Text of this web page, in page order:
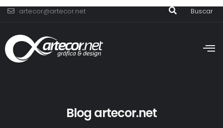
artecor@artecor.net Buscar
Blog artecor.net